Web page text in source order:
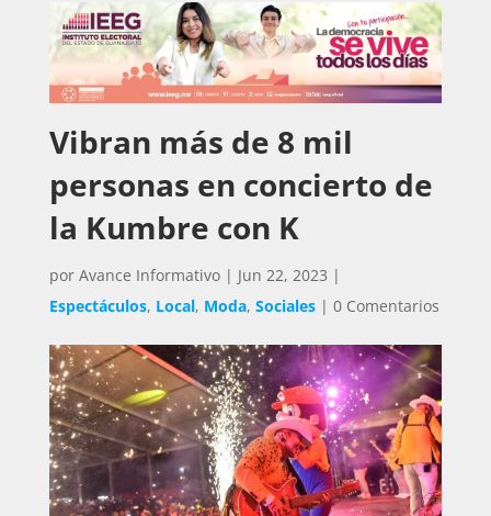
Vibran más de 8 mil
personas en concierto de
la Kumbre con K
por Avance Informativo| Jun 22, 2023 |
Espectáculos, Local, Moda, Sociales| 0 Comentarios